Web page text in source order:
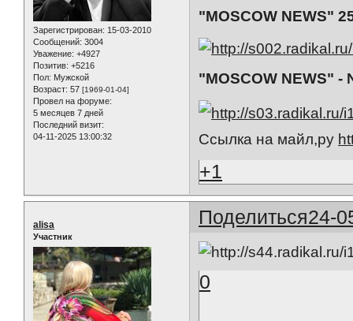
Зарегистрирован: 15-03-2010
Сообщений: 3004
Уважение: +4927
Позитив: +5216
Пол: Мужской
Возраст: 57 [1969-01-04]
Провел на форуме:
5 месяцев 7 дней
Последний визит:
04-11-2025 13:00:32
"MOSCOW NEWS"
"MOSCOW NEWS"
Ссылка на майл,ру
+1
Поделиться24-
alisa
Участник
0